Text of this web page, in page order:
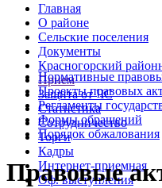
Главная
О районе
Сельские поселения
Документы
Красногорский
Прием
Защита от ЧС
Статистика
Сотрудничество
Торги
Кадры
Интернет-приемная
Оф. выступления
Нормативные
Проекты правовых
Регламенты
Формы обращений
Порядок обжалования
Правовые